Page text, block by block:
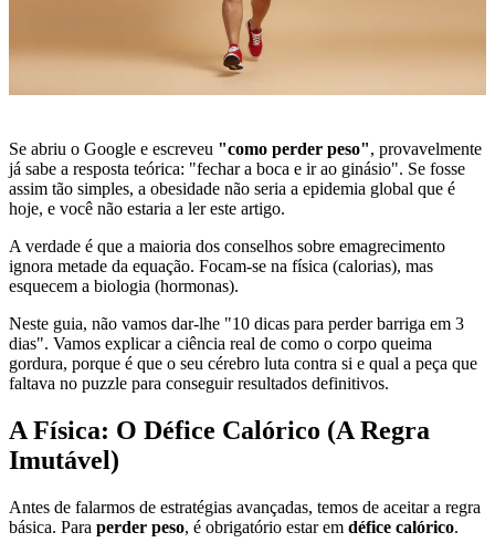
Se abriu o Google e escreveu "como perder peso", provavelmente
já sabe a resposta teórica: "fechar a boca e ir ao ginásio". Se fosse
assim tão simples, a obesidade não seria a epidemia global que é
hoje, e você não estaria a ler este artigo.
A verdade é que a maioria dos conselhos sobre emagrecimento
ignora metade da equação. Focam-se na física (calorias), mas
esquecem a biologia (hormonas).
Neste guia, não vamos dar-lhe "10 dicas para perder barriga em 3
dias". Vamos explicar a ciência real de como o corpo queima
gordura, porque é que o seu cérebro luta contra si e qual a peça que
faltava no puzzle para conseguir resultados definitivos.
A Física: O Défice Calórico (A Regra
Imutável)
Antes de falarmos de estratégias avançadas, temos de aceitar a regra
básica. Para perder peso, é obrigatório estar em défice calórico.